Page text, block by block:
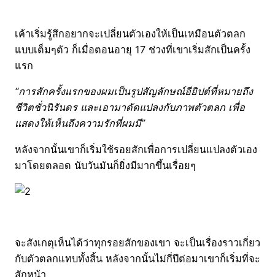
เค้าเริ่มรู้สึกอยากจะเปลี่ยนตัวเองให้เป็นเหมือนตัวตลก
แบบเต็มๆตัว ก็เมื่อตอนอายุ 17 ช่วงที่เขาเริ่มสักเป็นครั้ง
แรก
“การสักครั้งแรกของผมเป็นรูปสัญลักษณ์อียิปต์ที่หมายถึง
ชีวิตชั่วนิรันดร และเอามาดัดแปลงกับภาพตัวตลก เพื่อ
แสดงให้เห็นถึงความรักที่ผมมี”
หลังจากนั้นเขาก็เริ่มใช้รอยสักเพื่อการเปลี่ยนแปลงตัวเอง
มาโดยตลอด นับวันมันก็ยิ่งมีมากขึ้นเรื่อยๆ
จะสังเกตุเห็นได้ว่าทุกรอยสักของเขา จะเป็นเรื่องราวเกี่ยว
กับตัวตลกแทบทั้งสิ้น หลังจากนั้นไม่กี่ปีต่อมาเขาก็เริ่มที่จะ